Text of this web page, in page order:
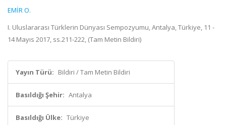
EMİR O.
I. Uluslararası Türklerin Dünyası Sempozyumu, Antalya, Türkiye, 11 -
14 Mayıs 2017, ss.211-222, (Tam Metin Bildiri)
Yayın Türü: Bildiri / Tam Metin Bildiri
Basıldığı Şehir: Antalya
Basıldığı Ülke: Türkiye